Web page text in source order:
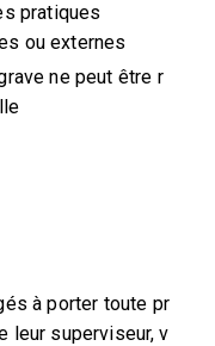
pratiques
ou externes
ne peut être r
à porter toute pr
leur superviseur, v